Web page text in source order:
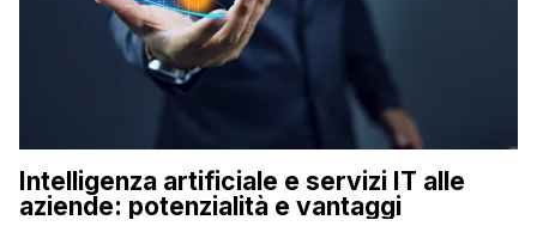
Intelligenza artificiale e servizi IT alle
aziende: potenzialità e vantaggi